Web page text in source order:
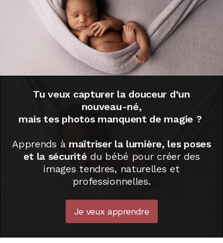
Tu veux capturer la douceur d’un
nouveau-né,
mais tes photos manquent de magie ?
Apprends à maîtriser la lumière, les poses
et la sécurité du bébé pour créer des
images tendres, naturelles et
professionnelles.
Je veux apprendre